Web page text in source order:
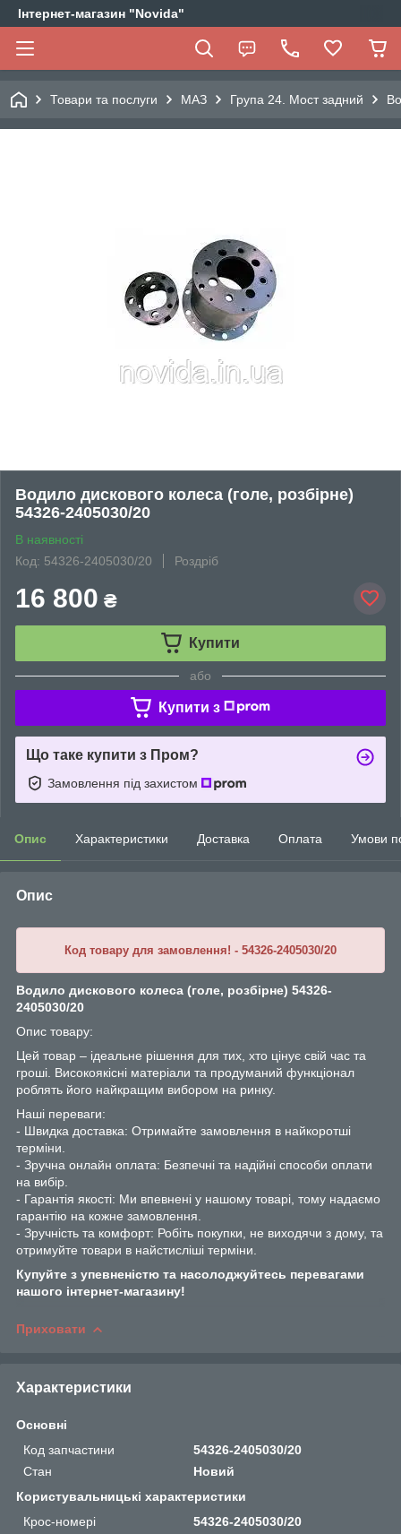
Інтернет-магазин "Novida"
Товари та послуги МАЗ Група 24. Мост задний
Водило дискового колеса (голе, розбірне)
54326-2405030/20
В наявності
Код: 54326-2405030/20
Роздріб
16 800 ₴
Купити
або
Купити з
Що таке купити з Пром?
Замовлення під захистом
Опис Характеристики Доставка Оплата Умови
Опис
Код товару для замовлення! - 54326-2405030/20
Водило дискового колеса (голе, розбірне) 54326-
2405030/20
Опис товару:
Цей товар – ідеальне рішення для тих, хто цінує свій час та
гроші. Високоякісні матеріали та продуманий функціонал
роблять його найкращим вибором на ринку.
Наші переваги:
- Швидка доставка: Отримайте замовлення в найкоротші
терміни.
- Зручна онлайн оплата: Безпечні та надійні способи оплати
на вибір.
- Гарантія якості: Ми впевнені у нашому товарі, тому надаємо
гарантію на кожне замовлення.
- Зручність та комфорт: Робіть покупки, не виходячи з дому, та
отримуйте товари в найстисліші терміни.
Купуйте з упевненістю та насолоджуйтесь перевагами
нашого інтернет-магазину!
Приховати
Характеристики
Основні
Код запчастини
54326-2405030/20
Стан
Новий
Користувальницькі характеристики
Крос-номері
54326-2405030/20